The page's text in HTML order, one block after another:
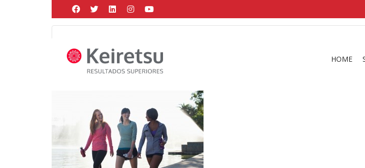
Help me Dante! I'm looking for newshirtsin a sizemediumthat
HOME
Posted by Martín Gonzalezonabril 21, 2017